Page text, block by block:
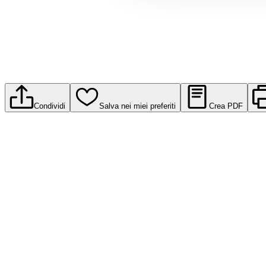
Condividi Salva nei miei preferiti Crea PDF